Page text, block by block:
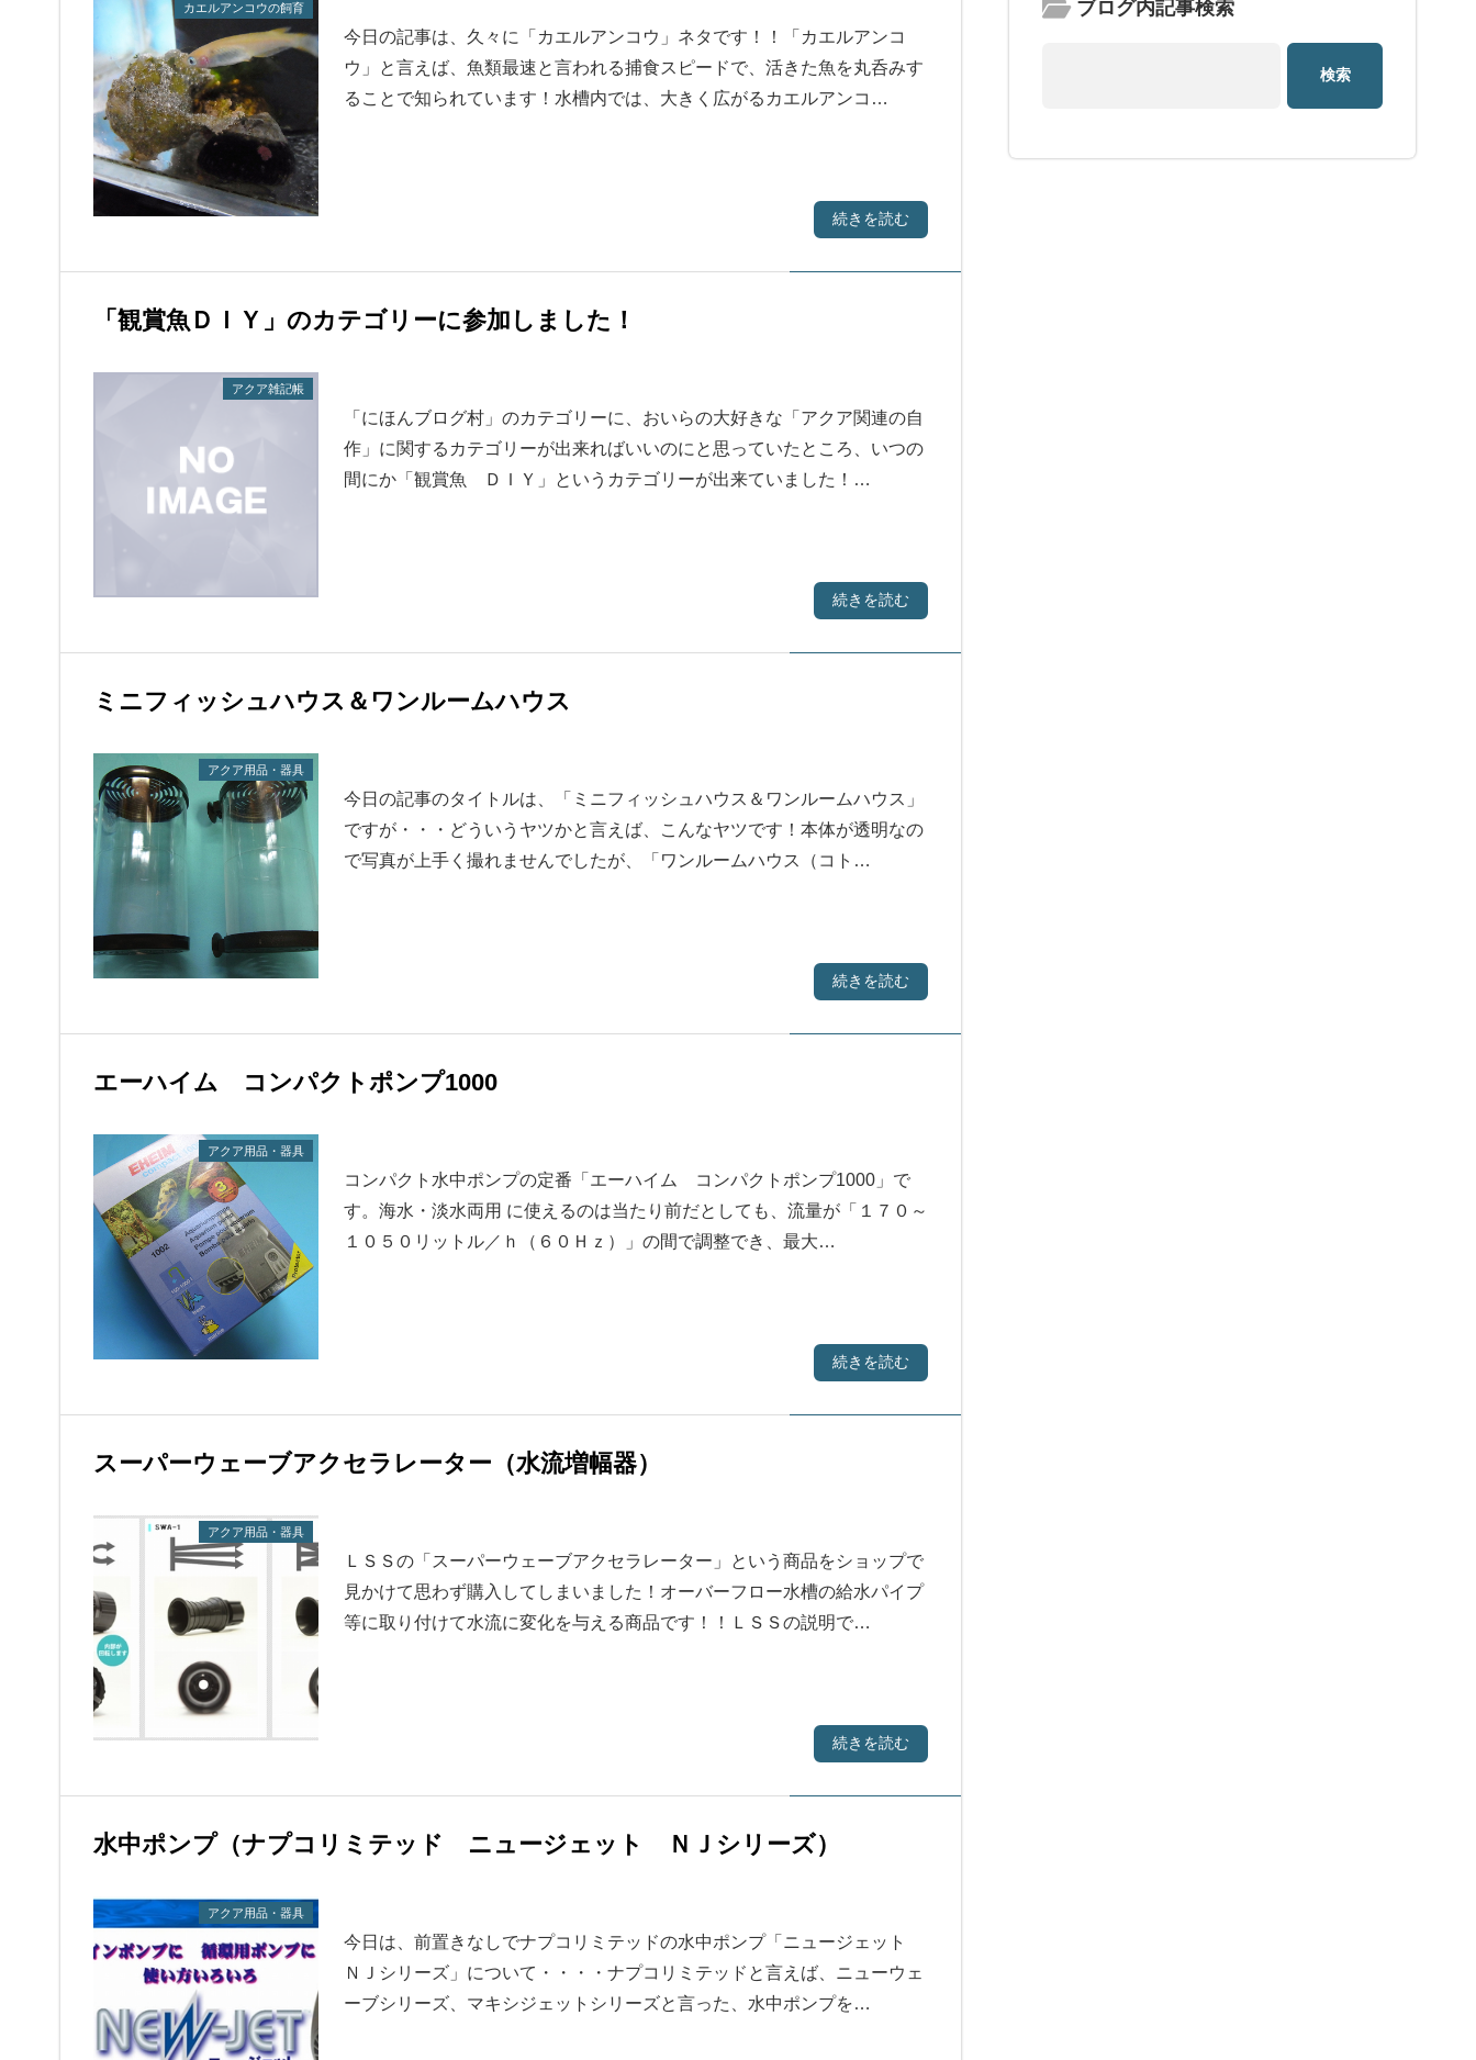
カエルアンコウの飼育
今日の記事は、久々に「カエルアンコウ」ネタです！！「カエルアンコ
ウ」と言えば、魚類最速と言われる捕食スピードで、活きた魚を丸呑みす
ることで知られています！水槽内では、大きく広がるカエルアンコ…
続きを読む
「観賞魚ＤＩＹ」のカテゴリーに参加しました！
アクア雑記帳
「にほんブログ村」のカテゴリーに、おいらの大好きな「アクア関連の自
作」に関するカテゴリーが出来ればいいのにと思っていたところ、いつの
間にか「観賞魚 ＤＩＹ」というカテゴリーが出来ていました！…
続きを読む
ミニフィッシュハウス＆ワンルームハウス
アクア用品・器具
今日の記事のタイトルは、「ミニフィッシュハウス＆ワンルームハウス」
ですが・・・どういうヤツかと言えば、こんなヤツです！本体が透明なの
で写真が上手く撮れませんでしたが、「ワンルームハウス（コト…
続きを読む
エーハイム コンパクトポンプ1000
アクア用品・器具
コンパクト水中ポンプの定番「エーハイム コンパクトポンプ1000」で
す。海水・淡水両用 に使えるのは当たり前だとしても、流量が「１７０～
１０５０リットル／ｈ（６０Ｈｚ）」の間で調整でき、最大…
続きを読む
スーパーウェーブアクセラレーター（水流増幅器）
アクア用品・器具
ＬＳＳの「スーパーウェーブアクセラレーター」という商品をショップで
見かけて思わず購入してしまいました！オーバーフロー水槽の給水パイプ
等に取り付けて水流に変化を与える商品です！！ＬＳＳの説明で…
続きを読む
水中ポンプ（ナプコリミテッド ニュージェット ＮＪシリーズ）
アクア用品・器具
今日は、前置きなしでナプコリミテッドの水中ポンプ「ニュージェット
ＮＪシリーズ」について・・・・ナプコリミテッドと言えば、ニューウェ
ーブシリーズ、マキシジェットシリーズと言った、水中ポンプを…
ブログ内記事検索